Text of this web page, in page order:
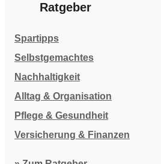
Ratgeber
Spartipps
Selbstgemachtes
Nachhaltigkeit
Alltag & Organisation
Pflege & Gesundheit
Versicherung & Finanzen